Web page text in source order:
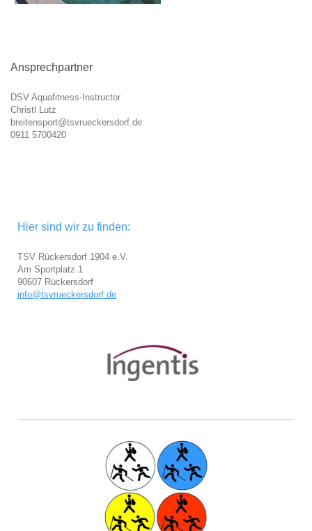
Ansprechpartner
DSV Aquafitness-Instructor
Christl Lutz
breitensport@tsvrueckersdorf.de
0911 5700420
Hier sind wir zu finden:
TSV Rückersdorf 1904 e.V.
Am Sportplatz 1
90607 Rückersdorf
info@tsvrueckersdorf.de